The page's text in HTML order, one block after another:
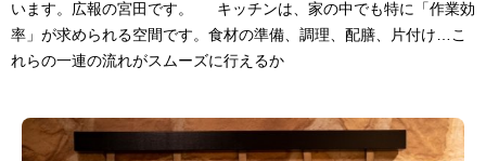
います。広報の宮田です。 キッチンは、家の中でも特に「作業効
率」が求められる空間です。食材の準備、調理、配膳、片付け…こ
れらの一連の流れがスムーズに行えるか